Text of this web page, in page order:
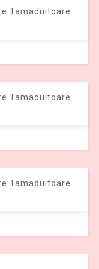
Tamaduitoare
Tamaduitoare
Tamaduitoare